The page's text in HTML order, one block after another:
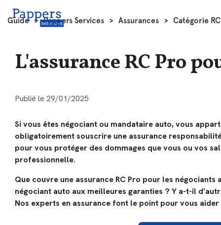
Guide > Pappers Services > Assurances > Catégorie
L'assurance RC Pro
Publié le 29/01/2025
Si vous êtes négociant ou mandataire auto, vous
obligatoirement souscrire une assurance
pour vous protéger des dommages que vous ou vos
professionnelle.
Que couvre une assurance RC Pro pour les
négociant auto aux meilleures garanties ? Y a-t-il
Nos experts en assurance font le point pour vous